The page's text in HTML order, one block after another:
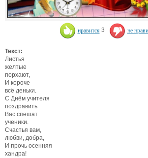
нравится 3 не
Текст:
Листья
желтые
порхают,
И короче
всё деньки.
С Днём учителя
поздравить
Вас спешат
ученики.
Счастья вам,
любви, добра,
И прочь осенняя
хандра!